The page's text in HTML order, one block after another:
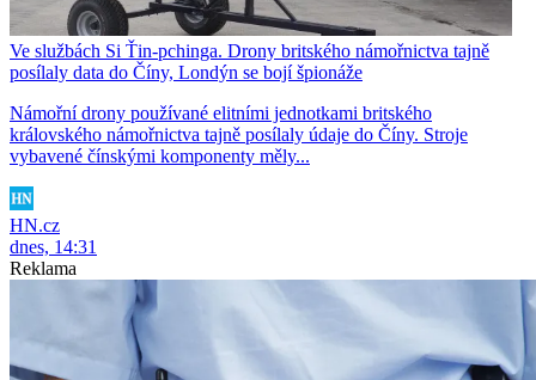
Ve službách Si Ťin-pchinga. Drony britského námořnictva tajně
posílaly data do Číny, Londýn se bojí špionáže
Námořní drony používané elitními jednotkami britského
královského námořnictva tajně posílaly údaje do Číny. Stroje
vybavené čínskými komponenty měly...
HN.cz
dnes, 14:31
Reklama